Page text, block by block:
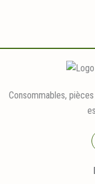
Consommables,